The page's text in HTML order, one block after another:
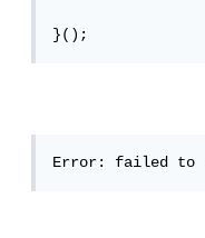
}();
Error: failed to